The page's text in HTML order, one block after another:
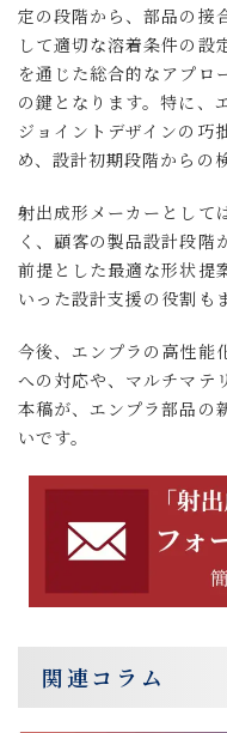
定の段階から、部品の接
して適切な溶着条件の設
を通じた総合的なアプロ
の鍵となります。特に、
ジョイントデザインの巧
め、設計初期段階からの
射出成形メーカーとして
く、顧客の製品設計段階
前提とした最適な形状提
いった設計支援の役割も
今後、エンプラの高性能
への対応や、マルチマテ
本稿が、エンプラ部品の
いです。
関連コラム